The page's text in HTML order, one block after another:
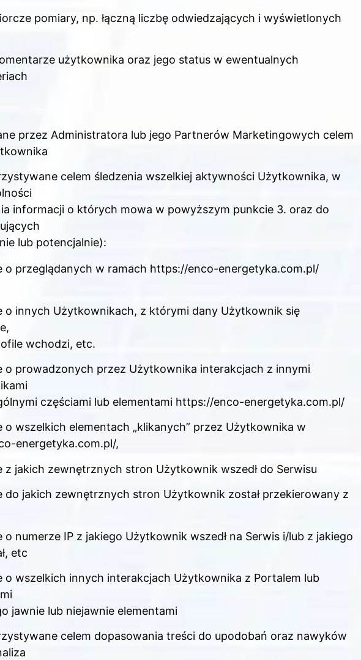
pomiary, np. łączną liczbę odwiedzających i wyświetlonych
użytkownika oraz jego status w ewentualnych
przez Administratora lub jego Partnerów Marketingowych celem
celem śledzenia wszelkiej aktywności Użytkownika, w
informacji o których mowa w powyższym punkcie 3. oraz do
lub potencjalnie):
o przeglądanych w ramach https://enco-energetyka.com.pl/
o innych Użytkownikach, z którymi dany Użytkownik się
wchodzi, etc.
o prowadzonych przez Użytkownika interakcjach z innymi
częściami lub elementami https://enco-energetyka.com.pl/
o wszelkich elementach „klikanych” przez Użytkownika w
energetyka.com.pl/,
z jakich zewnętrznych stron Użytkownik wszedł do Serwisu
do jakich zewnętrznych stron Użytkownik został przekierowany z
o numerze IP z jakiego Użytkownik wszedł na Serwis i/lub z jakiego
etc
o wszelkich innych interakcjach Użytkownika z Portalem lub
jawnie lub niejawnie elementami
celem dopasowania treści do upodobań oraz nawyków